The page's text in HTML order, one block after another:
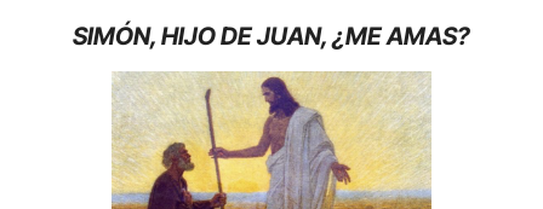
SIMÓN, HIJO DE JUAN, ¿ME AMAS?